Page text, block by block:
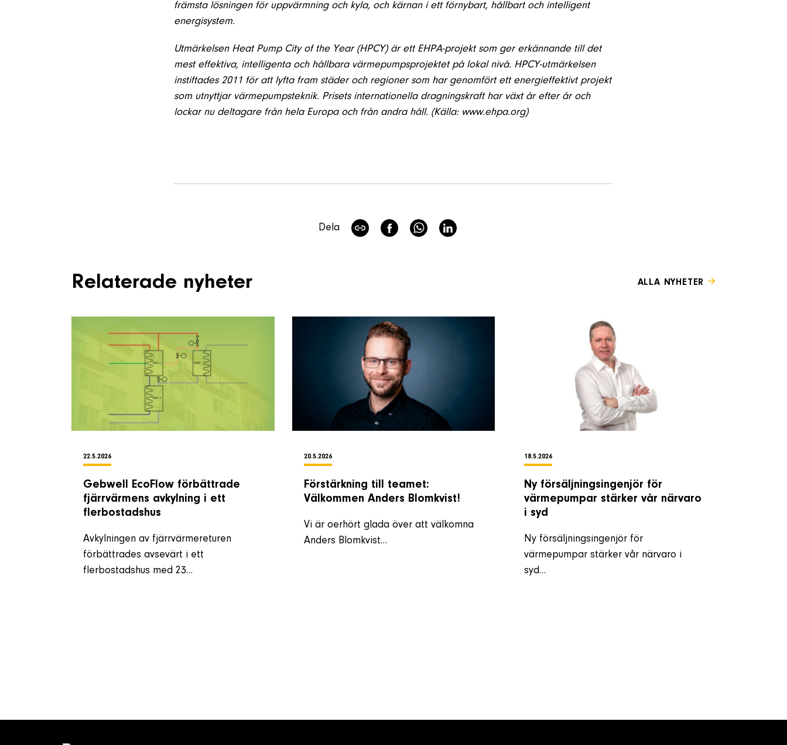
främsta lösningen för uppvärmning och kyla, och kärnan i ett förnybart, hållbart och intelligent
energisystem.
Utmärkelsen Heat Pump City of the Year (HPCY) är ett EHPA-projekt som ger erkännande till det
mest effektiva, intelligenta och hållbara värmepumpsprojektet på lokal nivå. HPCY-utmärkelsen
instiftades 2011 för att lyfta fram städer och regioner som har genomfört ett energieffektivt projekt
som utnyttjar värmepumpsteknik. Prisets internationella dragningskraft har växt år efter år och
lockar nu deltagare från hela Europa och från andra håll. (Källa: www.ehpa.org)
Dela
Relaterade nyheter ALLA NYHETER
22.5.2026
Gebwell EcoFlow förbättrade
fjärrvärmens avkylning i ett
flerbostadshus
Avkylningen av fjärrvärmereturen
förbättrades avsevärt i ett
flerbostadshus med 23…
20.5.2026
Förstärkning till teamet:
Välkommen Anders Blomkvist!
Vi är oerhört glada över att välkomna
Anders Blomkvist…
18.5.2026
Ny försäljningsingenjör för
värmepumpar stärker vår närvaro
i syd
Ny försäljningsingenjör för
värmepumpar stärker vår närvaro i
syd…